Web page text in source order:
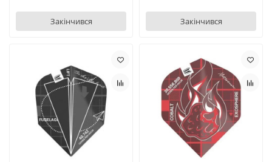
Закінчився Закінчився